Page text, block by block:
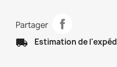
Partager
local_shipping Estimation de